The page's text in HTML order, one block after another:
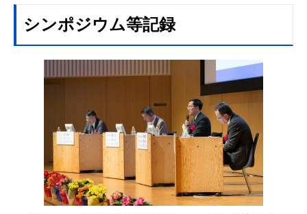
シンポジウム等記録